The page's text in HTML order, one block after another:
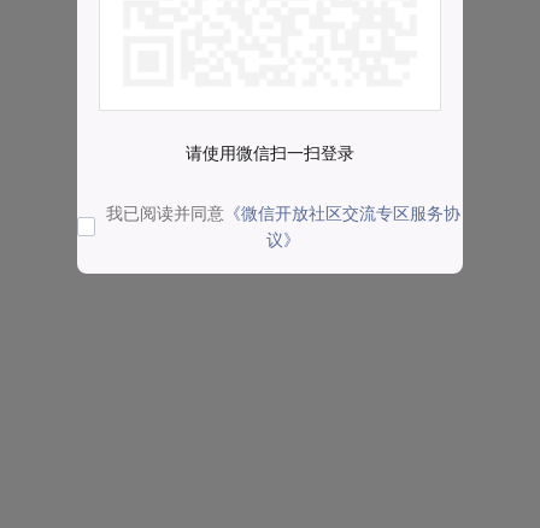
请使用微信扫一扫登录
我已阅读并同意 《微信开放社区交流专区服务协
议》